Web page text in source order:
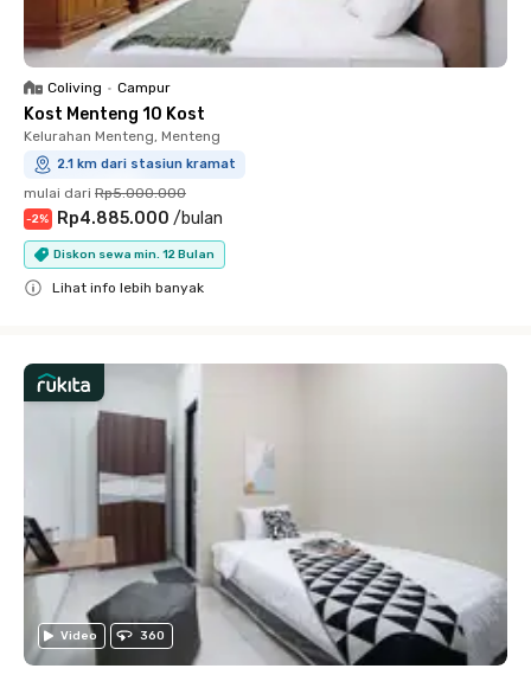
Coliving • Campur
Kost Menteng 10 Kost
Kelurahan Menteng, Menteng
2.1 km dari stasiun kramat
mulai dari Rp5.000.000
-2% Rp4.885.000 /bulan
Diskon sewa min. 12 Bulan
Lihat info lebih banyak
Video 360